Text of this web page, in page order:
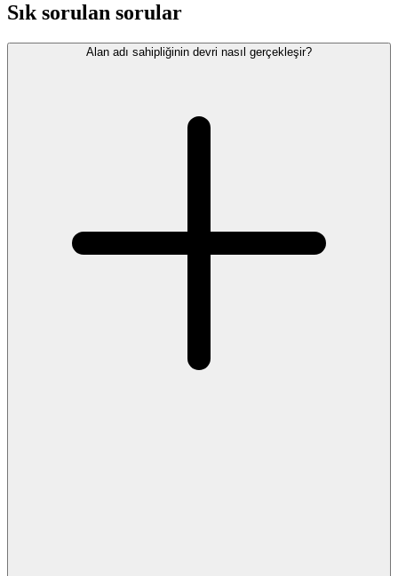
Sık sorulan sorular
Alan adı sahipliğinin devri nasıl gerçekleşir?